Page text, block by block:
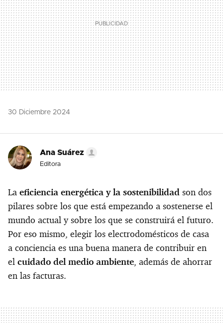
30 Diciembre 2024
Ana Suárez
Editora
La eficiencia energética y la sostenibilidad son dos
pilares sobre los que está empezando a sostenerse el
mundo actual y sobre los que se construirá el futuro.
Por eso mismo, elegir los electrodomésticos de casa
a conciencia es una buena manera de contribuir en
el cuidado del medio ambiente, además de ahorrar
en las facturas.